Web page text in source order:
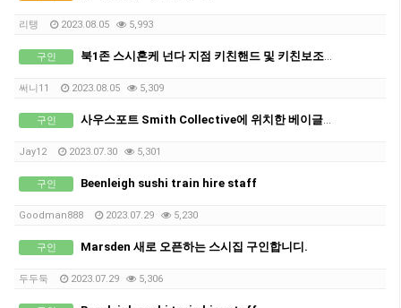
리탱 2023.08.05 5,993
구인 북1존 스시혼케 넌다 지점 키친핸드 및 키친보조 파트 구인해요
써니11 2023.08.05 5,309
구인 사우스포트 Smith Collective에 위치한 베이글 카페 O Bagel 에서 스태프 구인합니다.
Jay12 2023.07.30 5,301
구인 Beenleigh sushi train hire staff
Goodman888 2023.07.29 5,230
구인 Marsden 새로 오픈하는 스시집 구인합니디.
두두둑 2023.07.29 5,306